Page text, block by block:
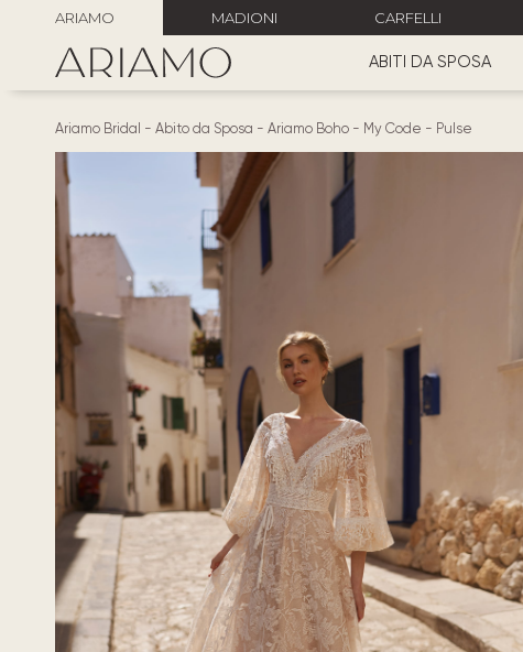
ARIAMO MADIONI CARFELLI
ABITI DA SPOSA
Ariamo Bridal - Abito da Sposa - Ariamo Boho - My Code - Pulse